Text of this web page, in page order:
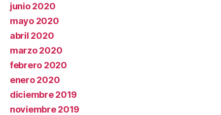
junio 2020
mayo 2020
abril 2020
marzo 2020
febrero 2020
enero 2020
diciembre 2019
noviembre 2019